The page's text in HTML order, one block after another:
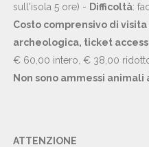
sull'isola 5 ore) - Difficoltà:
Costo comprensivo di
archeologica, ticket
€ 60,00 intero, € 38,00
Non sono ammessi animali
ATTENZIONE